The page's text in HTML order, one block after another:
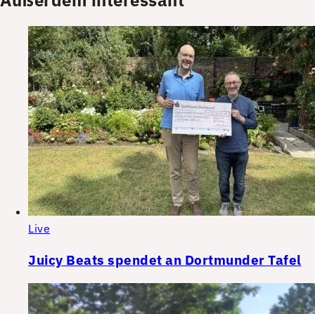
Live
Juicy Beats spendet an Dortmunder Tafel